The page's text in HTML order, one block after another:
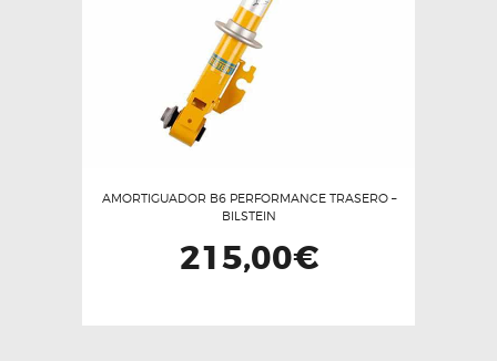
AMORTIGUADOR B6 PERFORMANCE TRASERO –
BILSTEIN
215,00€